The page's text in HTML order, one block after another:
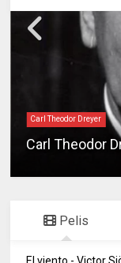
Carl Theodor Dreyer
Carl Theodor
Pelis